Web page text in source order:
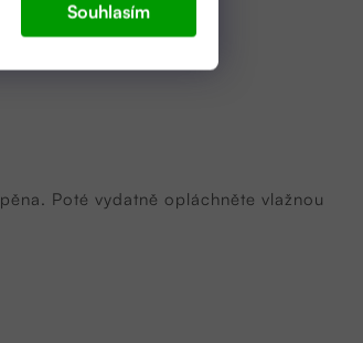
Souhlasím
Poté vydatně opláchněte vlažnou